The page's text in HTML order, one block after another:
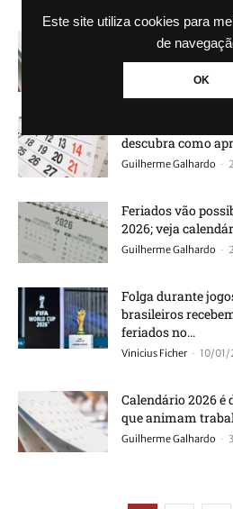
Este site utiliza cookies para
de
OK
Feriados de abril
podem render
- 04/04/
descubra como
Guilherme Galhardo -
Feriados vão
2026; veja
Guilherme Galhardo -
Folga durante
brasileiros
feriados no...
Vinicius Ficher - 10/01/
Calendário 2026 é
que animam
Guilherme Galhardo -